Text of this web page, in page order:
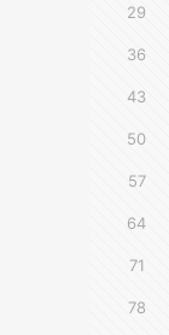
29
36
43
50
57
64
71
78